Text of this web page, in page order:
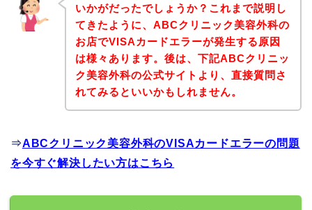
いかがだったでしょうか？これまで説明し
てきたように、ABCクリニック美容外科の
お店でVISAカードエラーが発生する原因
は様々あります。後は、下記ABCクリニッ
ク美容外科の公式サイトより、直接質問さ
れてみるといいかもしれません。
⇒ABCクリニック美容外科のVISAカードエラーの問題
を今すぐ解決したい方はこちら